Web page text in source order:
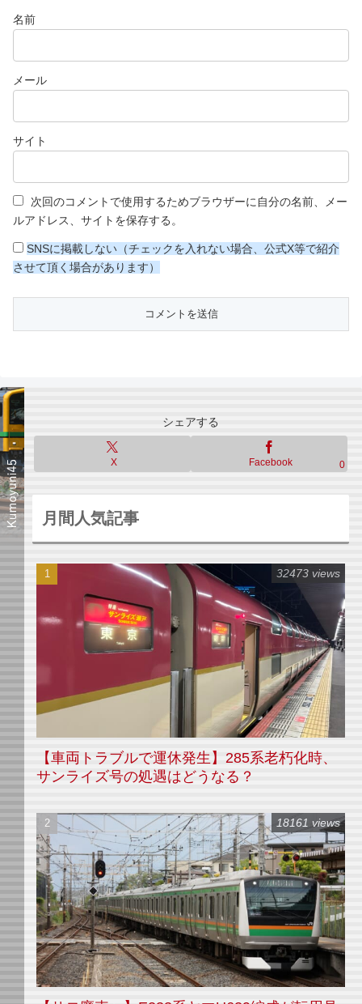
名前
メール
サイト
次回のコメントで使用するためブラウザーに自分の名前、メー
ルアドレス、サイトを保存する。
SNSに掲載しない（チェックを入れない場合、公式X等で紹介
させて頂く場合があります）
シェアする
X Facebook 0
月間人気記事
【車両トラブルで運休発生】285系老朽化時、
サンライズ号の処遇はどうなる？
32473 views
18161 views